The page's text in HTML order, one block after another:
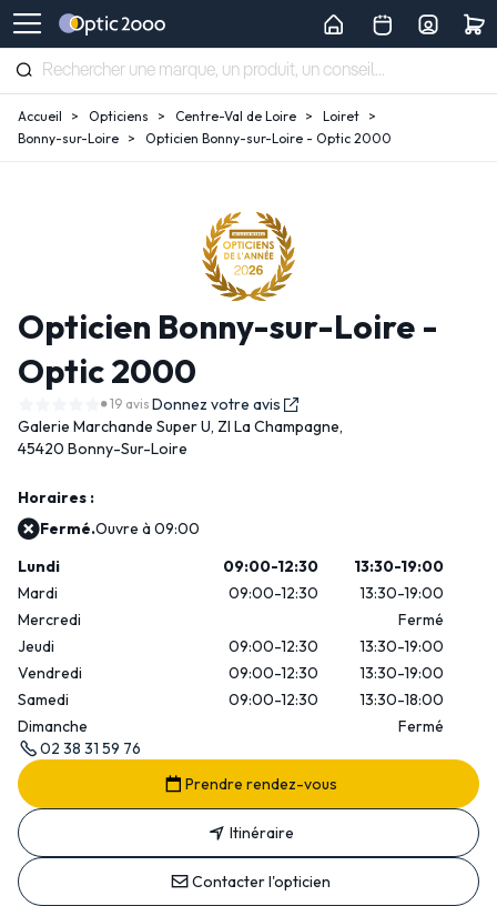
Accueil Opticiens Centre-Val de Loire
Loiret
Bonny-sur-Loire
Opticien Bonny-sur-Loire - Optic 2000
Opticien Bonny-sur-Loire -
Optic 2000
19 avis Donnez votre avis
Galerie Marchande Super U, ZI La Champagne,
45420 Bonny-Sur-Loire
Horaires :
Fermé.Ouvre à 09:00
Lundi
09:00-12:30
13:30-19:00
Mardi
09:00-12:30
13:30-19:00
Mercredi
Fermé
Jeudi
09:00-12:30
13:30-19:00
Vendredi
09:00-12:30
13:30-19:00
Samedi
09:00-12:30
13:30-18:00
Dimanche
Fermé
02 38 31 59 76
Prendre rendez-vous
Itinéraire
Contacter l'opticien